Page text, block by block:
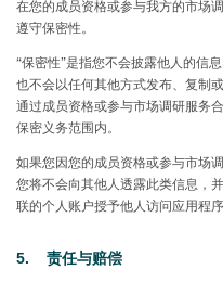
在您的成员资格或参与我方的市场
遵守保密性。
“保密性”是指您不会披露他人的信
也不会以任何其他方式发布、复制
通过成员资格或参与市场调研服务
保密义务范围内。
如果您因您的成员资格或参与市场
您将不会向其他人透露此类信息，
联的个人账户授予他人访问应用程
5. 责任与赔偿